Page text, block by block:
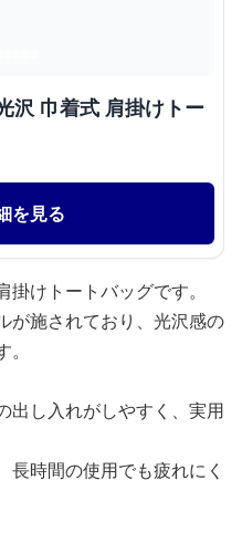
沢 巾着式 肩掛けトー
を見る
けトートバッグです。
が施されており、光沢感の
出し入れがしやすく、実用
時間の使用でも疲れにく